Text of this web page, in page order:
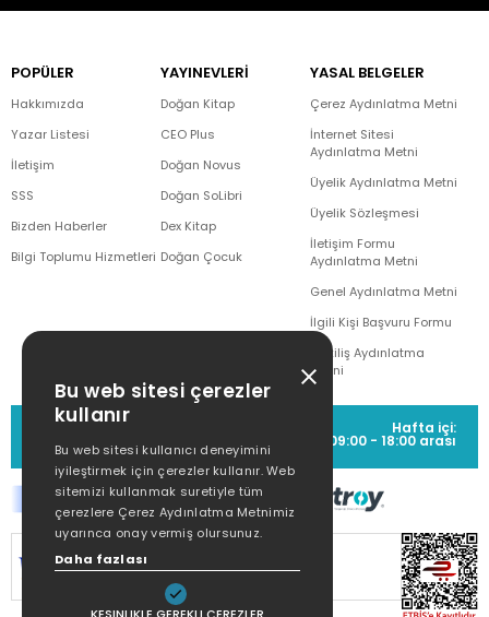
POPÜLER
Hakkımızda
Yazar Listesi
İletişim
SSS
Bizden Haberler
Bilgi Toplumu Hizmetleri
YAYINEVLERİ
Doğan Kitap
CEO Plus
Doğan Novus
Doğan SoLibri
Dex Kitap
Doğan Çocuk
YASAL BELGELER
Çerez Aydınlatma Metni
İnternet Sitesi
Aydınlatma Metni
Üyelik Aydınlatma Metni
Üyelik Sözleşmesi
İletişim Formu
Aydınlatma Metni
Genel Aydınlatma Metni
İlgili Kişi Başvuru Formu
Çekiliş Aydınlatma
Metni
MÜŞTERİ HİZMETLERİ
(0212) 373 77 00
Hafta içi:
09:00 - 18:00 arası
SİTEMİZ
KORUNMAKTADIR.
Bu web sitesi çerezler
kullanır
Bu web sitesi kullanıcı deneyimini
iyileştirmek için çerezler kullanır. Web
sitemizi kullanmak suretiyle tüm
çerezlere Çerez Aydınlatma Metnimiz
uyarınca onay vermiş olursunuz.
Daha fazlası